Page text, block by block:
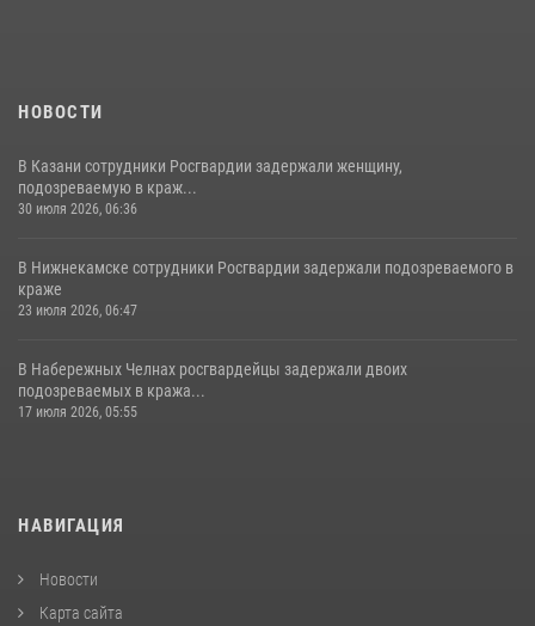
НОВОСТИ
В Казани сотрудники Росгвардии задержали женщину,
подозреваемую в краж...
30 июля 2026, 06:36
В Нижнекамске сотрудники Росгвардии задержали подозреваемого в
краже
23 июля 2026, 06:47
В Набережных Челнах росгвардейцы задержали двоих
подозреваемых в кража...
17 июля 2026, 05:55
НАВИГАЦИЯ
Новости
Карта сайта